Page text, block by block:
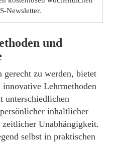
Newsletter.
und
gerecht zu werden, bietet
Lehrmethoden
unterschiedlichen
inhaltlicher
Unabhängigkeit.
selbst in praktischen